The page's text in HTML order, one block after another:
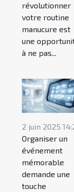
révolutionner
votre routine
manucure est
une
à ne pas...
2 juin 2025
Organiser un
événement
mémorable
demande une
touche